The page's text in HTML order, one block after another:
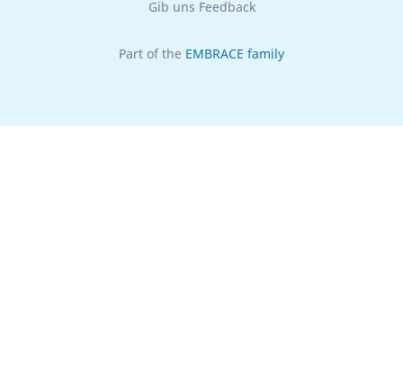
Gib uns Feedback
Part of the EMBRACE family